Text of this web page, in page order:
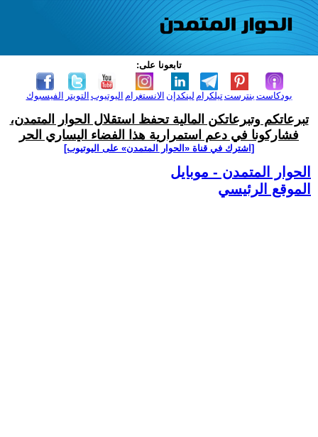
تابعونا على:
الفيسبوك التويتر اليوتيوب الانستغرام لينكدإن تيلكرامبنترست بودكاست
تبرعاتكم وتبرعاتكن المالية تحفظ استقلال الحوار المتمدن،
فشاركونا في دعم استمرارية هذا الفضاء اليساري الحر
[اشترك في قناة ‫«الحوار المتمدن» على اليوتيوب]
الحوار المتمدن - موبايل
الموقع الرئيسي